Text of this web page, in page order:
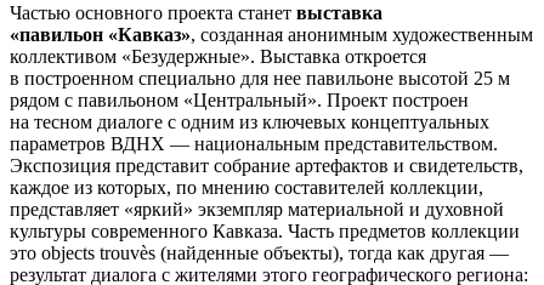
Частью основного проекта станет выставка
«павильон «Кавказ», созданная анонимным художественным
коллективом «Безудержные». Выставка откроется
в построенном специально для нее павильоне высотой 25 м
рядом с павильоном «Центральный». Проект построен
на тесном диалоге с одним из ключевых концептуальных
параметров ВДНХ — национальным представительством.
Экспозиция представит собрание артефактов и свидетельств,
каждое из которых, по мнению составителей коллекции,
представляет «яркий» экземпляр материальной и духовной
культуры современного Кавказа. Часть предметов коллекции
это objects trouvès (найденные объекты), тогда как другая —
результат диалога c жителями этого географического региона: